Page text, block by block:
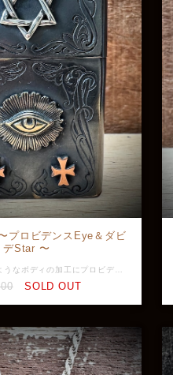
プロビデンスEye＆ダビ
デStar 〜
SOLD OUT